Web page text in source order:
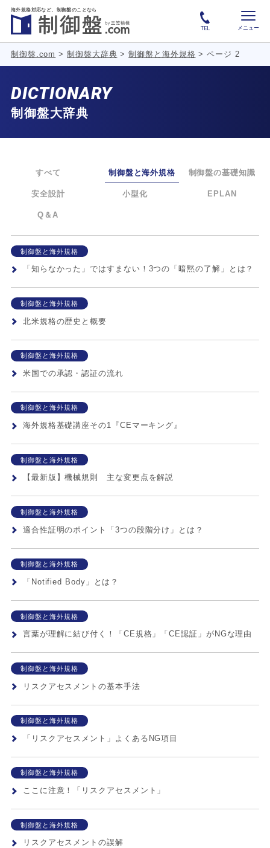
海外規格対応など、 制御盤のことなら
TEL メニュー
制御盤.com >制御盤大辞典 >制御盤と海外規格 >ページ 2
DICTIONARY
制御盤大辞典
すべて 制御盤と海外規格 制御盤の基礎知識
安全設計 小型化 EPLAN
Q＆A
制御盤と海外規格
「知らなかった」ではすまない！3つの「暗黙の了解」とは？
制御盤と海外規格
北米規格の歴史と概要
制御盤と海外規格
米国での承認・認証の流れ
制御盤と海外規格
海外規格基礎講座その1『CEマーキング』
制御盤と海外規格
【最新版】機械規則 主な変更点を解説
制御盤と海外規格
適合性証明のポイント「3つの段階分け」とは？
制御盤と海外規格
「Notified Body」とは？
制御盤と海外規格
言葉が理解に結び付く！「CE規格」「CE認証」がNGな理由
制御盤と海外規格
リスクアセスメントの基本手法
制御盤と海外規格
「リスクアセスメント」よくあるNG項目
制御盤と海外規格
ここに注意！「リスクアセスメント」
制御盤と海外規格
リスクアセスメントの誤解